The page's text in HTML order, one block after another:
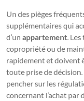
Un des pièges
supplémentaires qui
d’unappartement .
copropriété ou de
rapidement et doivent
toute prise de
pencher sur les
concernant l’achat par